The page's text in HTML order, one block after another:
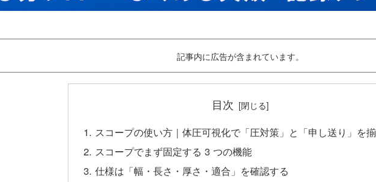
記事内に広告が含まれています。
目次
スコープの使い方｜体圧可視化で「圧対策」と「申し送り」を
スコープでまず固定する 3 つの機能
仕様は「幅・長さ・厚さ・適合」を確認する